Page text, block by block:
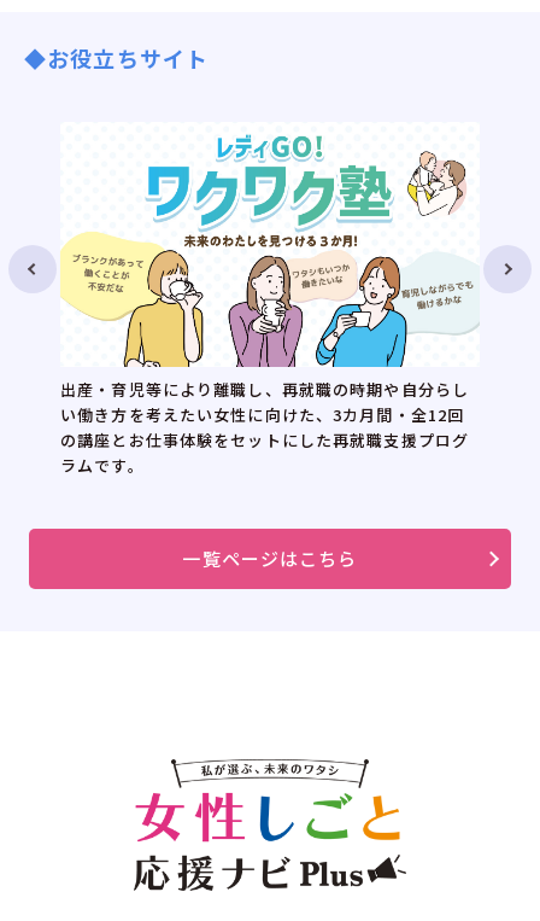
◆お役立ちサイト
出産・育児等により離職し、再就職の時期や自分らし
い働き方を考えたい女性に向けた、3カ月間・全12回
の講座とお仕事体験をセットにした再就職支援プログ
ラムです。
一覧ページはこちら